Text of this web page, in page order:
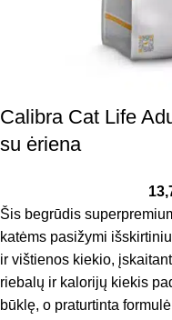
Calibra Cat Life
su ėriena
Šis begrūdis
katėms pasižymi
ir vištienos kiekio,
riebalų ir kalorijų kiekis
būklę, o praturtinta